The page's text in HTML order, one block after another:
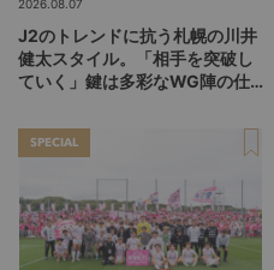
2026.08.07
J2のトレンドに抗う札幌の川井
健太スタイル。「相手を突破し
ていく」鍵は多彩なWG陣の仕
SPECIAL